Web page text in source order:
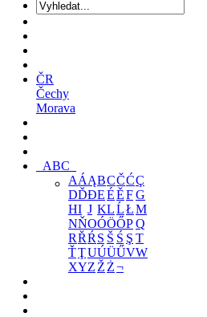
ČR
Čechy
Morava
ABC
AÁĄBCČĆÇ
DĎĐEÉĚFG
HI J KLĹŁM
NŇOÓÖŐPQ
RŘŔ S Š Ś Ş T
ŤŢUÚÜŰVW
XYZ Ž Ż¬